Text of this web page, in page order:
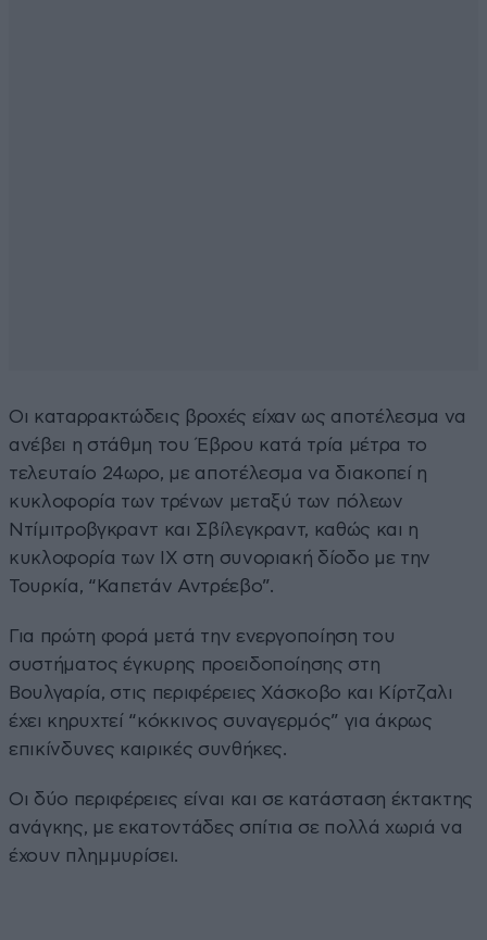
Οι καταρρακτώδεις βροχές είχαν ως αποτέλεσμα να
ανέβει η στάθμη του Έβρου κατά τρία μέτρα το
τελευταίο 24ωρο, με αποτέλεσμα να διακοπεί η
κυκλοφορία των τρένων μεταξύ των πόλεων
Ντίμιτροβγκραντ και Σβίλεγκραντ, καθώς και η
κυκλοφορία των ΙΧ στη συνοριακή δίοδο με την
Τουρκία, “Καπετάν Αντρέεβο”.
Για πρώτη φορά μετά την ενεργοποίηση του
συστήματος έγκυρης προειδοποίησης στη
Βουλγαρία, στις περιφέρειες Χάσκοβο και Κίρτζαλι
έχει κηρυχτεί “κόκκινος συναγερμός” για άκρως
επικίνδυνες καιρικές συνθήκες.
Οι δύο περιφέρειες είναι και σε κατάσταση έκτακτης
ανάγκης, με εκατοντάδες σπίτια σε πολλά χωριά να
έχουν πλημμυρίσει.